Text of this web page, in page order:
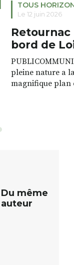
TOUS
Le 12 juin 2026
Retournac
bord de
pleine nature a
magnifique plan
Du même
auteur